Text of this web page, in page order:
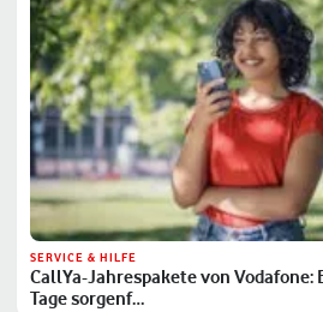
SERVICE & HILFE
CallYa-Jahrespakete von Vodafone:
Tage sorgenf…